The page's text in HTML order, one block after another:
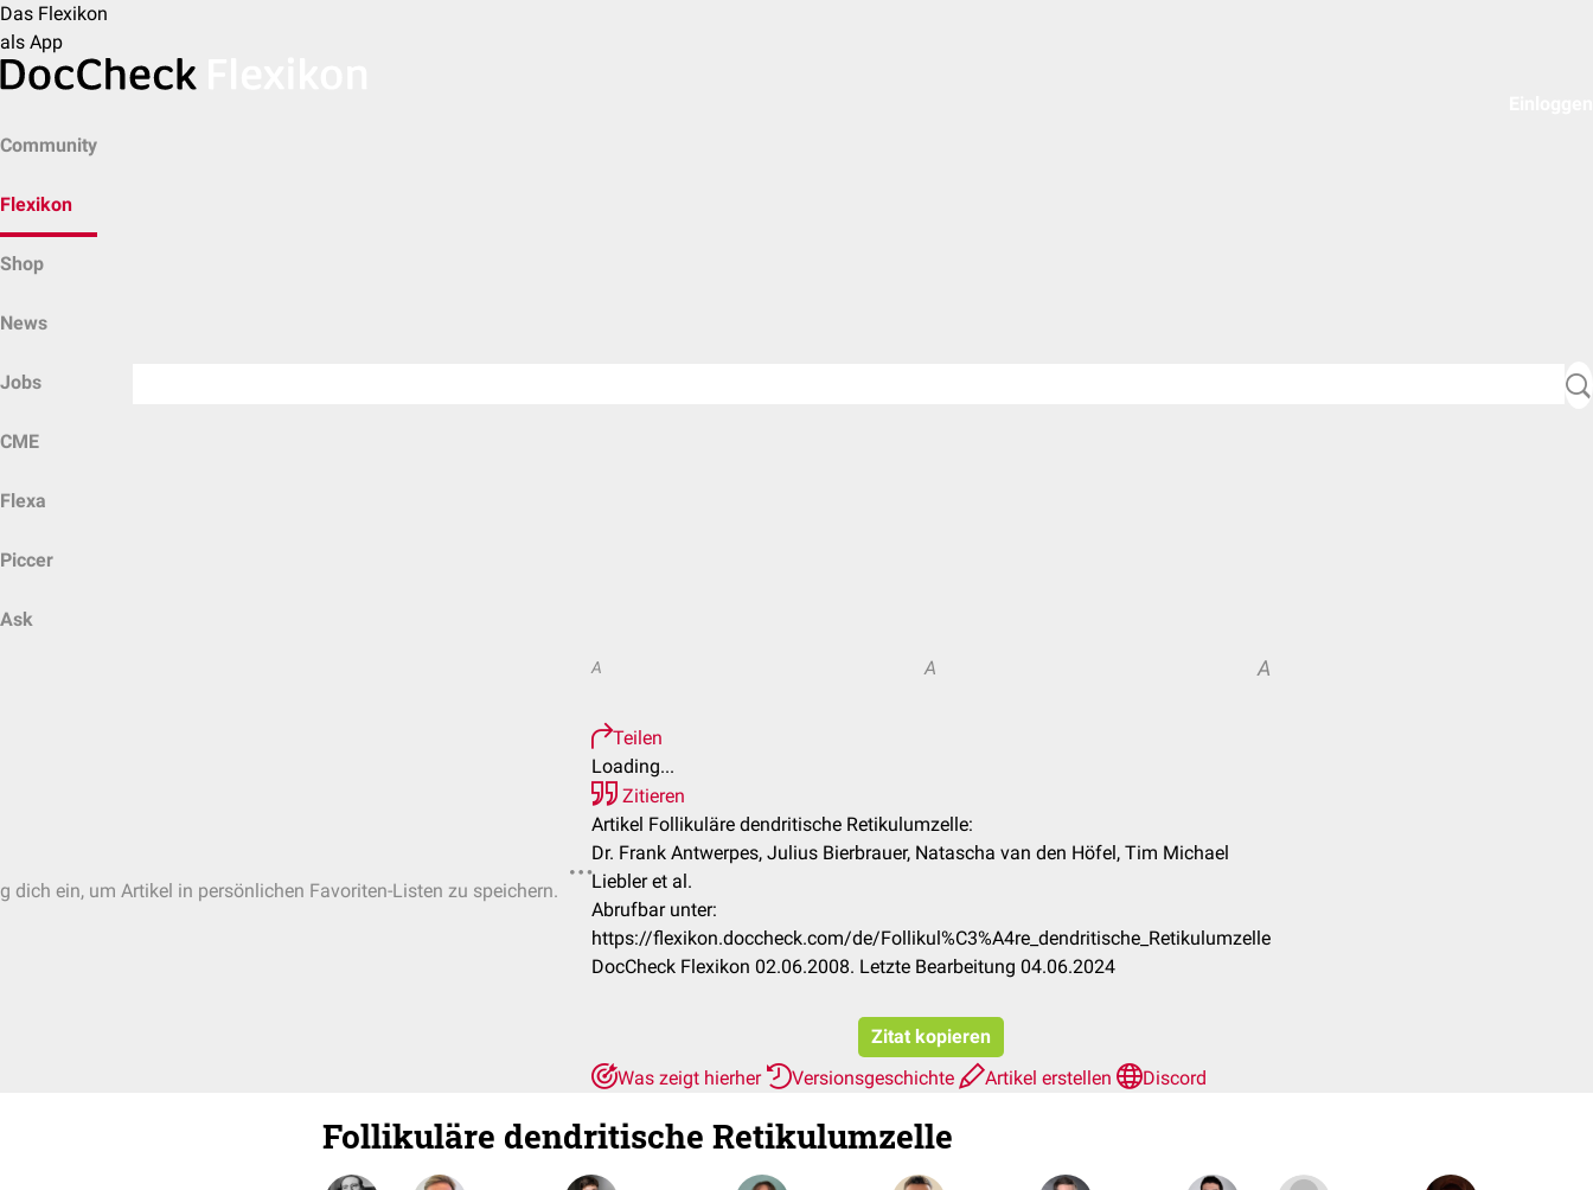
Das Flexikon
als App
Community
Flexikon
Shop
News
Jobs
CME
Flexa
Piccer
Ask
dich ein, um Artikel in persönlichen Favoriten-Listen zu speichern.
A A A
Teilen
Loading...
Zitieren
Artikel Follikuläre dendritische Retikulumzelle:
Dr. Frank Antwerpes, Julius Bierbrauer, Natascha van den Höfel, Tim Michael
Liebler et al.
Abrufbar unter:
https://flexikon.doccheck.com/de/Follikul%C3%A4re_dendritische_Retikulumzelle
DocCheck Flexikon 02.06.2008. Letzte Bearbeitung 04.06.2024
Zitat kopieren
Was zeigt hierher
Versionsgeschichte Artikel erstellen Discord
Follikuläre dendritische Retikulumzelle